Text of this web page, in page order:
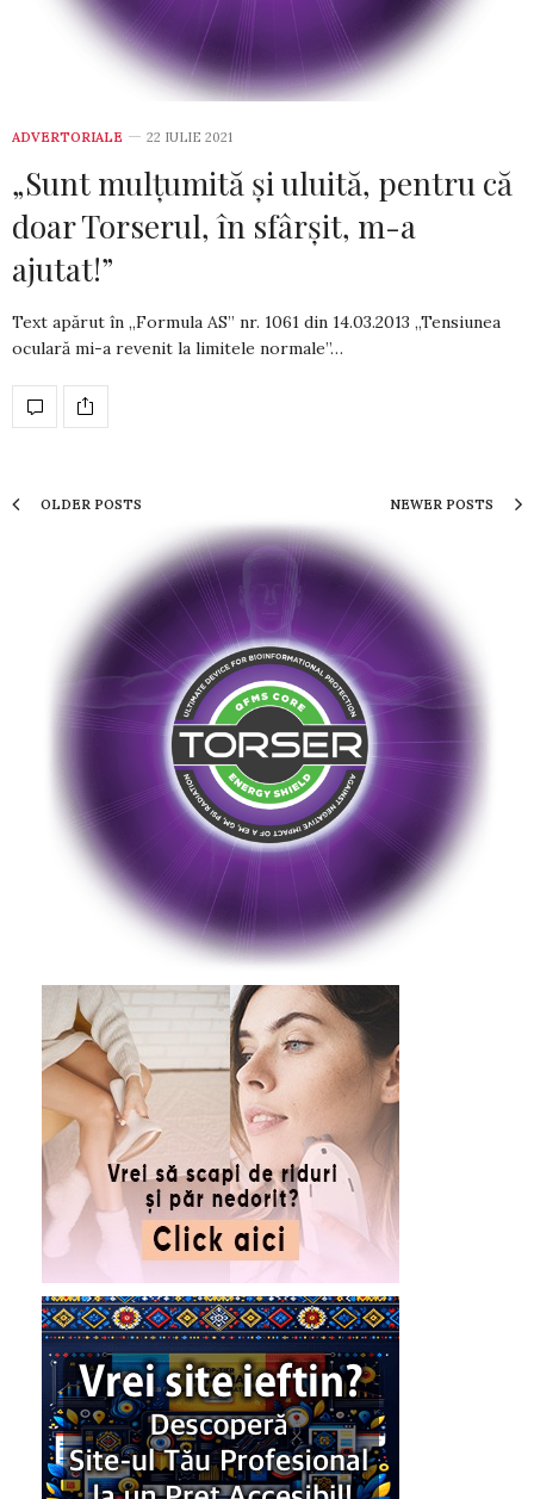
ADVERTORIALE 22 IULIE 2021
„Sunt mulţumită şi uluită, pentru că
doar Torserul, în sfârşit, m-a
ajutat!”
Text apărut în „Formula AS” nr. 1061 din­ 14.03.2013 „Tensiunea
oculară mi-a revenit la limitele normale”…
OLDER POSTS NEWER POSTS